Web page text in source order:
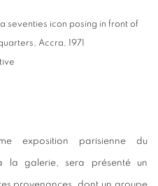
seventies icon posing in front of
Accra, 1971
exposition parisienne du
la galerie, sera présenté un